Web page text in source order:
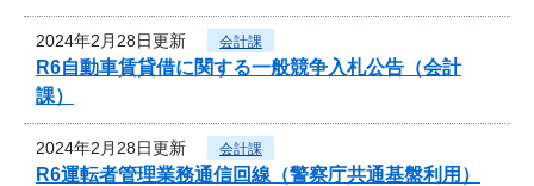
2024年2月28日更新 会計課
R6自動車賃貸借に関する一般競争入札公告（会計
課）
2024年2月28日更新 会計課
R6運転者管理業務通信回線（警察庁共通基盤利用）